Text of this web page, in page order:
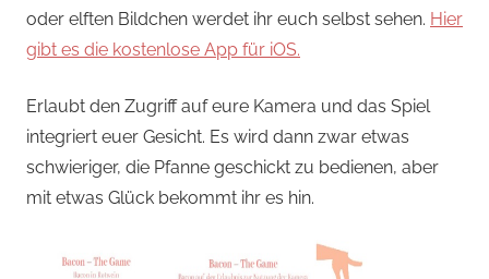
oder elften Bildchen werdet ihr euch selbst sehen. Hier
gibt es die kostenlose App für iOS.
Erlaubt den Zugriff auf eure Kamera und das Spiel
integriert euer Gesicht. Es wird dann zwar etwas
schwieriger, die Pfanne geschickt zu bedienen, aber
mit etwas Glück bekommt ihr es hin.